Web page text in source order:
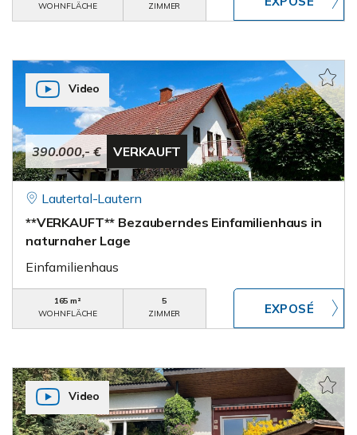
WOHNFLÄCHE
ZIMMER
390.000,- € VERKAUFT
Video
Lautertal-Lautern
**VERKAUFT** Bezauberndes Einfamilienhaus in
naturnaher Lage
Einfamilienhaus
165 m²
WOHNFLÄCHE
5
ZIMMER
Video